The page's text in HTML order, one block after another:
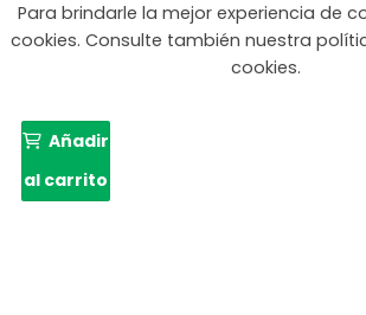
Para brindarle la mejor experiencia de
cookies. Consulte también nuestra
cookies.
Añadir
al carrito